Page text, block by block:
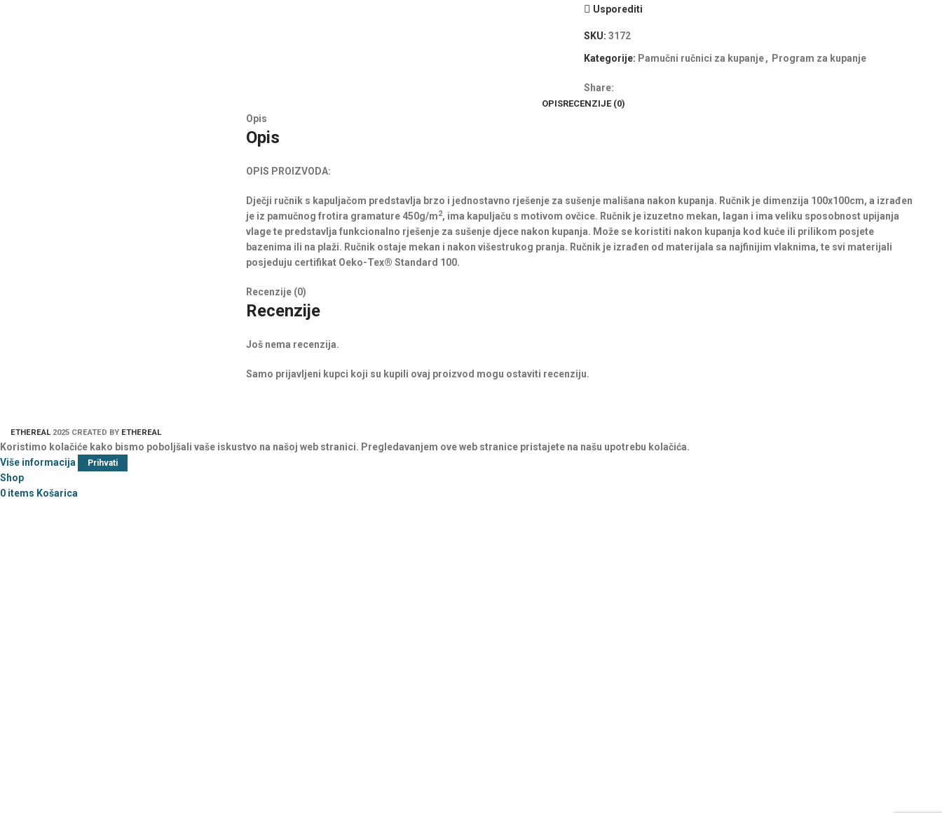
Usporediti
SKU: 3172
Kategorije: Pamučni ručnici za kupanje , Program za kupanje
Share:
OPISRECENZIJE (0)
Opis
Opis
OPIS PROIZVODA:
Dječji ručnik s kapuljačom predstavlja brzo i jednostavno rješenje za sušenje mališana nakon kupanja. Ručnik je dimenzija 100x100cm, a izrađen
je iz pamučnog frotira gramature 450g/m2, ima kapuljaču s motivom ovčice. Ručnik je izuzetno mekan, lagan i ima veliku sposobnost upijanja
vlage te predstavlja funkcionalno rješenje za sušenje djece nakon kupanja. Može se koristiti nakon kupanja kod kuće ili prilikom posjete
bazenima ili na plaži. Ručnik ostaje mekan i nakon višestrukog pranja. Ručnik je izrađen od materijala sa najfinijim vlaknima, te svi materijali
posjeduju certifikat Oeko-Tex® Standard 100.
Recenzije (0)
Recenzije
Još nema recenzija.
Samo prijavljeni kupci koji su kupili ovaj proizvod mogu ostaviti recenziju.
ETHEREAL 2025 CREATED BY ETHEREAL
Koristimo kolačiće kako bismo poboljšali vaše iskustvo na našoj web stranici. Pregledavanjem ove web stranice pristajete na našu upotrebu kolačića.
Više informacija
Prihvati
Shop
0 items Košarica